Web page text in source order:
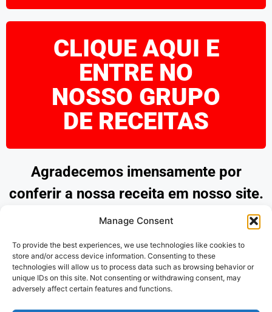
Manage Consent
To provide the best experiences, we use technologies like cookies to
store and/or access device information. Consenting to these
technologies will allow us to process data such as browsing behavior or
unique IDs on this site. Not consenting or withdrawing consent, may
adversely affect certain features and functions.
CLIQUE AQUI E
ENTRE NO
NOSSO GRUPO
DE RECEITAS
Agradecemos imensamente por
conferir a nossa receita em nosso site.
Esperamos que tenha encontrado
pratos deliciosos. Continue explorando
as nossas opções e desfrute de